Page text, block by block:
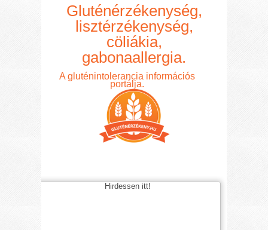
Gluténérzékenység,
lisztérzékenység,
cöliákia,
gabonaallergia.
A gluténintolerancia információs
portálja.
Hirdessen itt!